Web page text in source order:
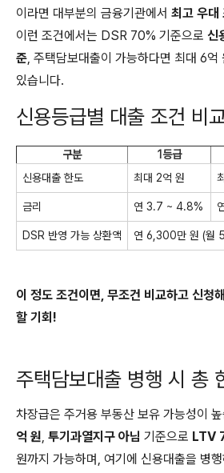
이라면 대부분의 금융기관에서 최고 우대
이런 조건에서는 DSR 70% 기준으로 신
준, 주택담보대출이 가능하다면 최대 6억
있습니다.
신용등급별 대출 조건 비
구분 1등급
신용대출 한도
최대 2억 원
금리 연 3.7 ~ 4.8%
DSR 반영 가능 상환액 연 6,300만 원 (월
이 정도 조건이면, 무조건 비교하고 신청
할 기회!
주택담보대출 병행 시 총
차장급은 주거용 부동산 보유 가능성이
억 원, 투기과열지구 아님 기준으로 LTV
원까지 가능하며, 여기에 신용대출을 병